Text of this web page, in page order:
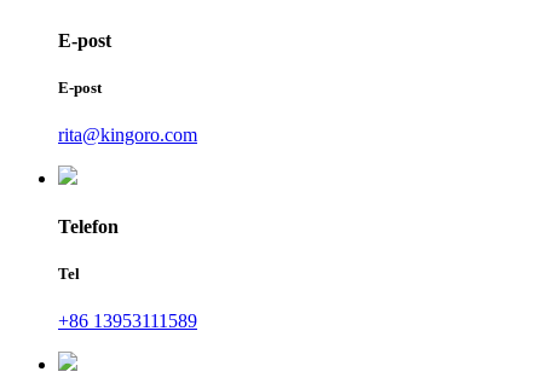
E-post
E-post
rita@kingoro.com
Telefon
Tel
+86 13953111589